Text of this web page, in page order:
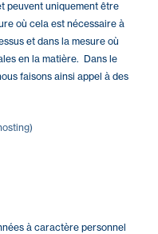
peuvent uniquement être
où cela est nécessaire à
et dans la mesure où
en la matière. Dans le
faisons ainsi appel à des
à caractère personnel